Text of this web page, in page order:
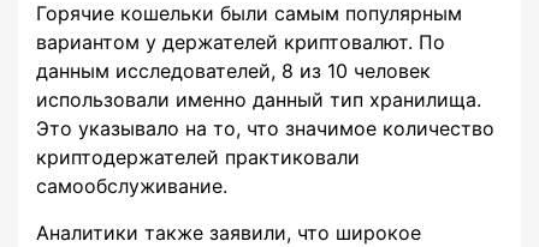
Горячие кошельки были самым популярным
вариантом у держателей криптовалют. По
данным исследователей, 8 из 10 человек
использовали именно данный тип хранилища.
Это указывало на то, что значимое количество
криптодержателей практиковали
самообслуживание.
Аналитики также заявили, что широкое